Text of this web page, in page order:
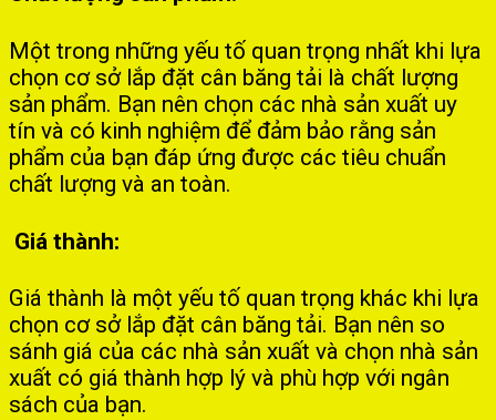
Một trong những yếu tố quan trọng nhất khi lựa
chọn cơ sở lắp đặt cân băng tải là chất lượng
sản phẩm. Bạn nên chọn các nhà sản xuất uy
tín và có kinh nghiệm để đảm bảo rằng sản
phẩm của bạn đáp ứng được các tiêu chuẩn
chất lượng và an toàn.
Giá thành:
Giá thành là một yếu tố quan trọng khác khi lựa
chọn cơ sở lắp đặt cân băng tải. Bạn nên so
sánh giá của các nhà sản xuất và chọn nhà sản
xuất có giá thành hợp lý và phù hợp với ngân
sách của bạn.